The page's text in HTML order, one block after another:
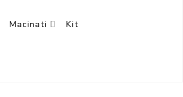
Macinati Kit